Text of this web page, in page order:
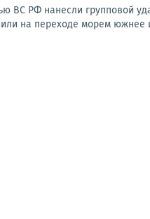
ВС РФ нанесли групповой
на переходе морем южнее